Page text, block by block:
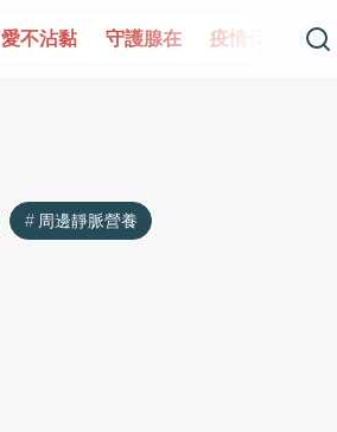
愛不沾黏 守護腺在 疫情保衛戰
周邊靜脈營養